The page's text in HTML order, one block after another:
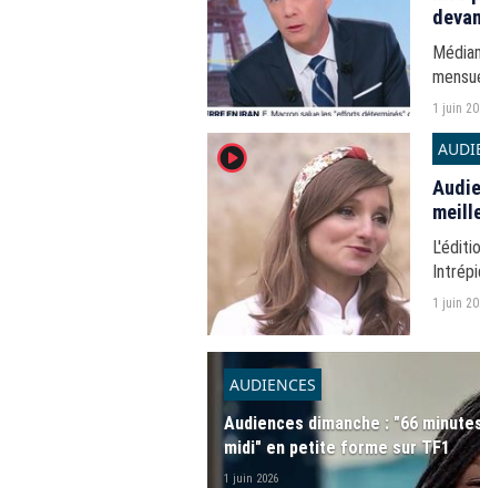
au 31
1 juin
player2
s'est
1 juin
AUDIENCES
Audiences dimanche : "66
midi" en petite forme sur TF1
1 juin 2026